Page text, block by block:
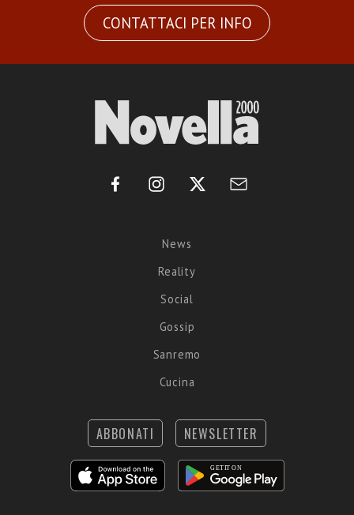
CONTATTACI PER INFO
News
Reality
Social
Gossip
Sanremo
Cucina
ABBONATI NEWSLETTER